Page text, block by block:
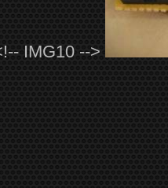
IMG10 -->